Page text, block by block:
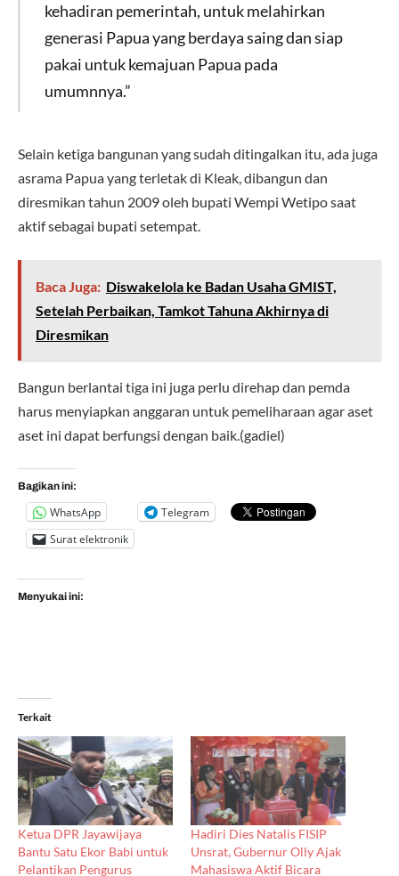
kehadiran pemerintah, untuk melahirkan
generasi Papua yang berdaya saing dan siap
pakai untuk kemajuan Papua pada
umumnnya.”
Selain ketiga bangunan yang sudah ditingalkan itu, ada juga
asrama Papua yang terletak di Kleak, dibangun dan
diresmikan tahun 2009 oleh bupati Wempi Wetipo saat
aktif sebagai bupati setempat.
Baca Juga: Diswakelola ke Badan Usaha GMIST,
Setelah Perbaikan, Tamkot Tahuna Akhirnya di
Diresmikan
Bangun berlantai tiga ini juga perlu direhap dan pemda
harus menyiapkan anggaran untuk pemeliharaan agar aset
aset ini dapat berfungsi dengan baik.(gadiel)
Bagikan ini:
WhatsApp
Telegram
Surat elektronik
Menyukai ini:
Terkait
Ketua DPR Jayawijaya
Bantu Satu Ekor Babi untuk
Pelantikan Pengurus
Hadiri Dies Natalis FISIP
Unsrat, Gubernur Olly Ajak
Mahasiswa Aktif Bicara